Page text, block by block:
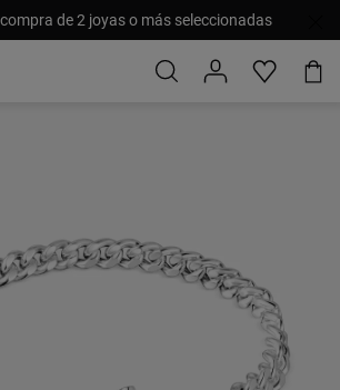
de 2 joyas o más seleccionadas